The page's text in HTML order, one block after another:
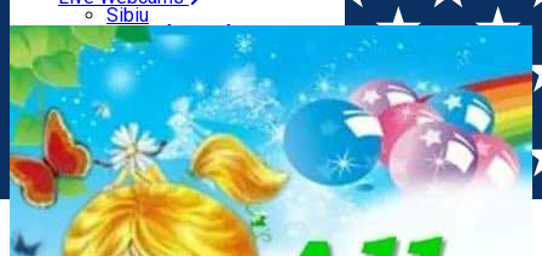
Parking tickets
Parking places
Electric vehicle charging points
Sibiu
View of Sibiu from Gusterita
Arena Platoș
Home Indoor playground Allegria Kids